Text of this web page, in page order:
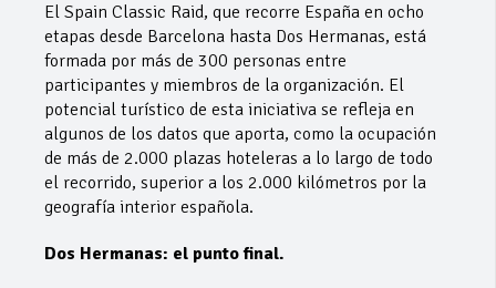
El Spain Classic Raid, que recorre España en ocho
etapas desde Barcelona hasta Dos Hermanas, está
formada por más de 300 personas entre
participantes y miembros de la organización. El
potencial turístico de esta iniciativa se refleja en
algunos de los datos que aporta, como la ocupación
de más de 2.000 plazas hoteleras a lo largo de todo
el recorrido, superior a los 2.000 kilómetros por la
geografía interior española.
Dos Hermanas: el punto final.